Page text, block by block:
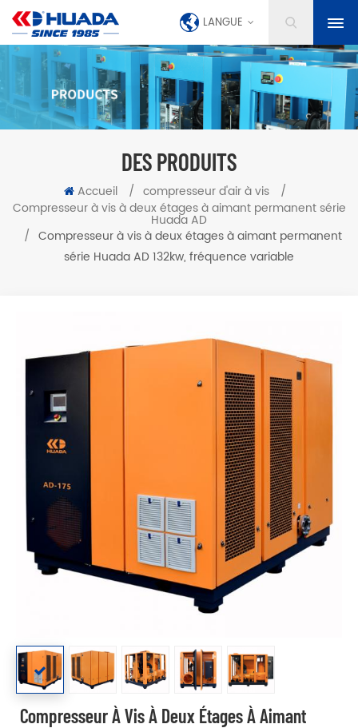
LANGUE
DES PRODUITS
Accueil / compresseur d'air à vis
/
Compresseur à vis à deux étages à aimant permanent série
Huada AD
/ Compresseur à vis à deux étages à aimant permanent
série Huada AD 132kw, fréquence variable
Compresseur À Vis À Deux Étages À Aimant